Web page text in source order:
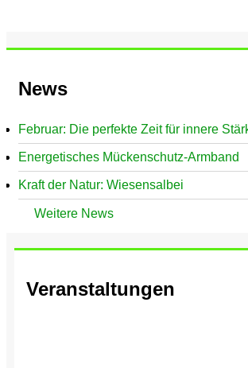
News
Februar: Die perfekte Zeit für innere
Energetisches Mückenschutz-Armband
Kraft der Natur: Wiesensalbei
Weitere News
Veranstaltungen